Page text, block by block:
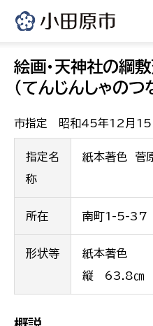
絵画・天神社の綱
（てんじんしゃのつ
市指定 昭和45年12月15
指定名
称
紙本著色 菅
所在 南町1-5-37
形状等
紙本著色
縦 63.8㎝